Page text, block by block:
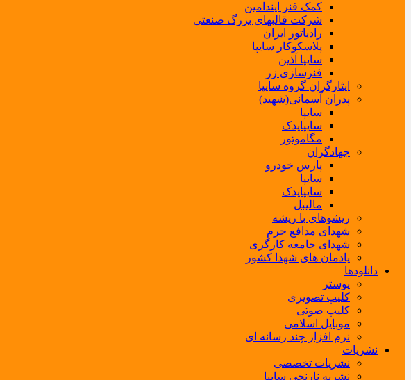
کمک فنر ایندامین
شرکت قالبهای بزرگ صنعتی
رادیاتور ایران
پلاسکوکار سایپا
سایپا آذین
فنرسازی زر
ایثارگران گروه سایپا
پدران آسمانی(شهید)
سایپا
سایپایدک
مگاموتور
جهادگران
پارس خودرو
سایپا
سایپایدک
مالیبل
ریشوهای با ریشه
شهدای مدافع حرم
شهدای جامعه کارگری
یادمان های شهدا کشور
دانلودها
پوستر
کلیپ تصویری
کلیپ صوتی
موبایل اسلامی
نرم افزار چند رسانه ای
نشریات
نشریات تخصصی
نشریه نارنجی سایپا